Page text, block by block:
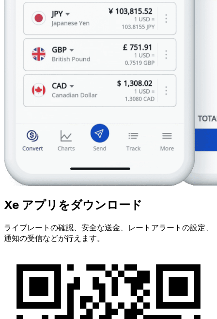
Xe アプリをダウンロード
ライブレートの確認、安全な送金、レートアラートの設定、
通知の受信などが行えます。